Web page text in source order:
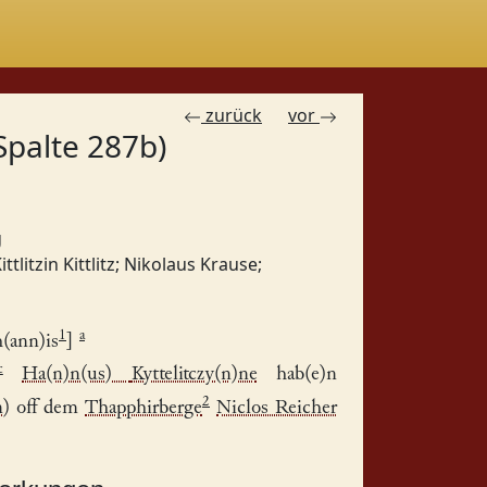
zurück vor
287b)
Kittlitz; Nikolaus Krause;
1 a
Ha(n)n(us) Kyttelitczy(n)ne hab(e)n
off dem Thapphirberge2 Niclos Reicher